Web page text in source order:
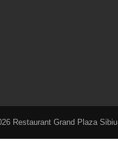
Restaurant Grand Plaza Sibiu